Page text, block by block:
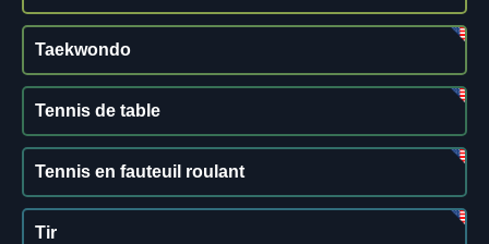
Taekwondo
Tennis de table
Tennis en fauteuil roulant
Tir